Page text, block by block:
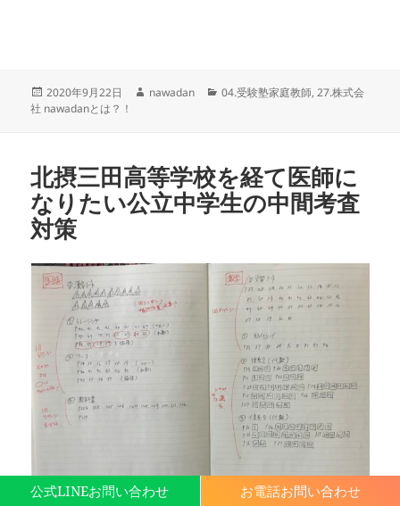
公式LINEお問い合わせ お電話お問い合わせ
投
稿
2020年9月22日
作
nawadan
カ
04.受験塾家庭教師,27.株式会
社 nawadanとは？！
北摂三田高等学校を経て医師に
なりたい公立中学生の中間考査
対策